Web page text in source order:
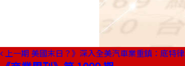
上一期 美國末日？》深入全美汽車業重鎮：底特律